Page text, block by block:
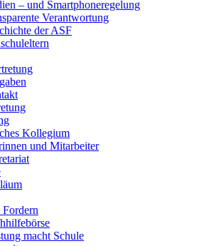
– und Smartphoneregelung
Verantwortung
der ASF
Kollegium
und Mitarbeiter
macht Schule